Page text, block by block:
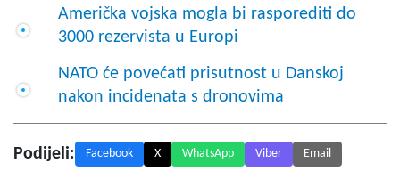
Američka vojska mogla bi rasporediti do
3000 rezervista u Europi
NATO će povećati prisutnost u Danskoj
nakon incidenata s dronovima
Podijeli: Facebook X WhatsApp Viber Email